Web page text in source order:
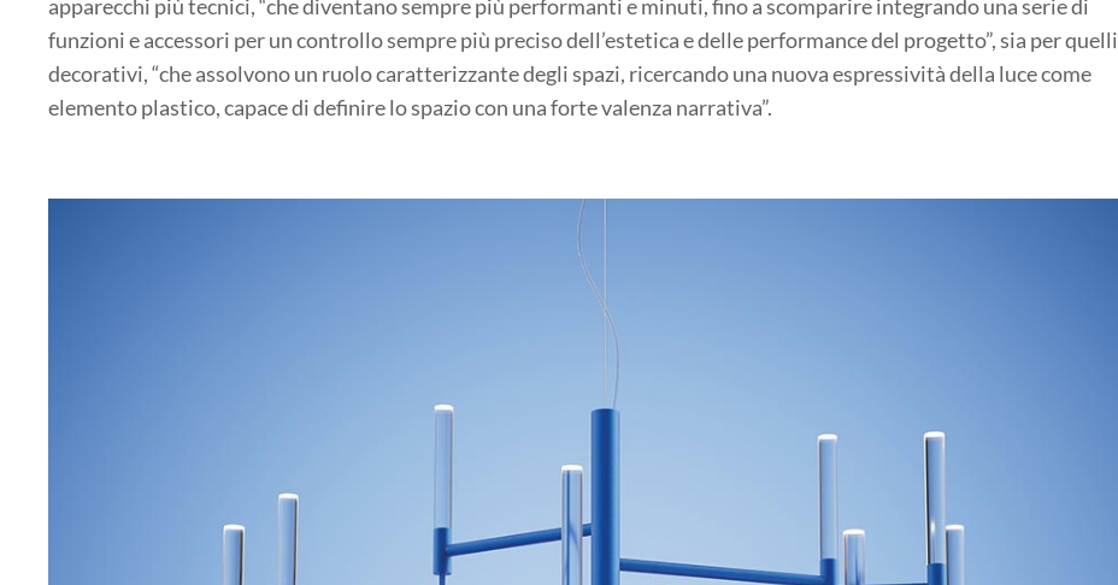
apparecchi più tecnici, “che diventano sempre più performanti e minuti, fino a scomparire integrando una serie di
funzioni e accessori per un controllo sempre più preciso dell’estetica e delle performance del progetto”, sia per quelli
decorativi, “che assolvono un ruolo caratterizzante degli spazi, ricercando una nuova espressività della luce come
elemento plastico, capace di definire lo spazio con una forte valenza narrativa”.